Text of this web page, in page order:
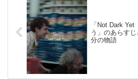
「Not Dark
う」のあらす
分の物語